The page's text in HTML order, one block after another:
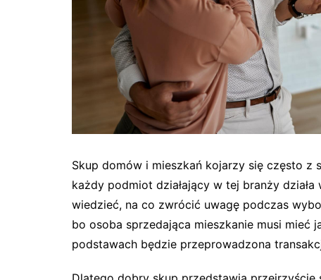
Skup domów i mieszkań kojarzy się często z
każdy podmiot działający w tej branży
wiedzieć, na co zwrócić uwagę podczas
bo osoba sprzedająca mieszkanie musi mieć
podstawach będzie przeprowadzona